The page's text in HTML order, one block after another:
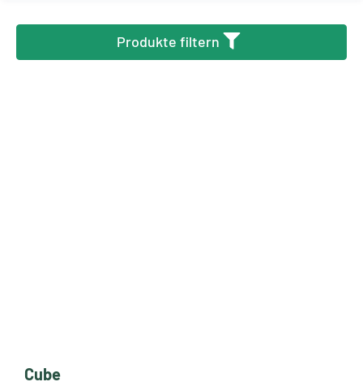
Produkte filtern
Cube